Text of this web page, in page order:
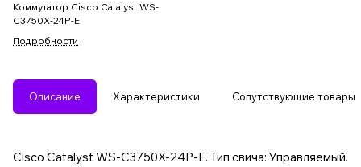
Коммутатор Cisco Catalyst WS-
C3750X-24P-E
Подробности
Описание Характеристики Сопутствующие товары
Cisco Catalyst WS-C3750X-24P-E. Тип свича: Управляемый.